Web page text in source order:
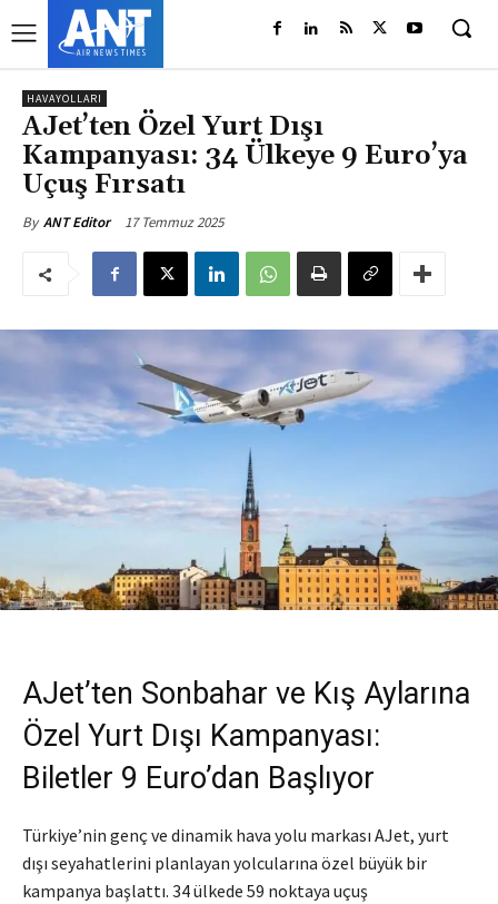
HAVAYOLLARI
AJet’ten Özel Yurt Dışı
Kampanyası: 34 Ülkeye 9 Euro’ya
Uçuş Fırsatı
By ANT Editor 17 Temmuz 2025
AJet’ten Sonbahar ve Kış Aylarına
Özel Yurt Dışı Kampanyası:
Biletler 9 Euro’dan Başlıyor
Türkiye’nin genç ve dinamik hava yolu markası AJet, yurt
dışı seyahatlerini planlayan yolcularına özel büyük bir
kampanya başlattı. 34 ülkede 59 noktaya uçuş